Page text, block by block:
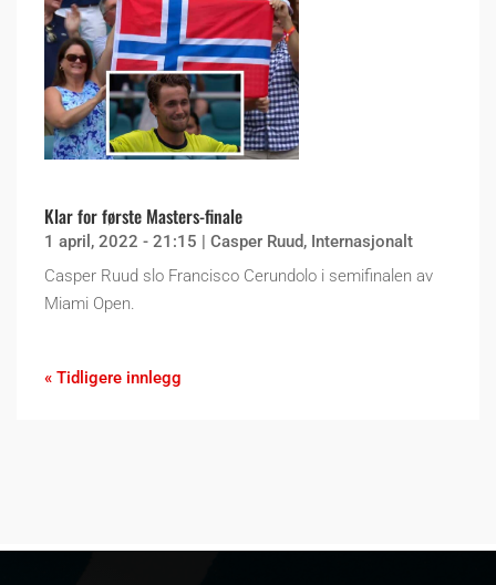
Klar for første Masters-finale
1 april, 2022 - 21:15 | Casper Ruud, Internasjonalt
Casper Ruud slo Francisco Cerundolo i semifinalen av
Miami Open.
« Tidligere innlegg